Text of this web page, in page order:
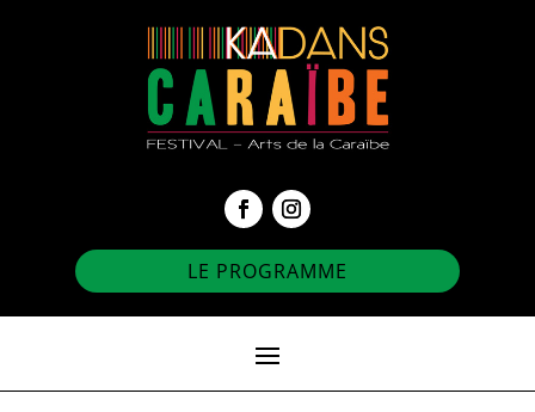
LE PROGRAMME